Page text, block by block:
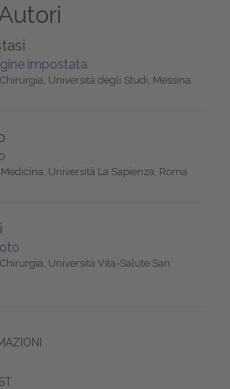
Università degli Studi, Messina
Università La Sapienza, Roma
Università Vita-Salute San